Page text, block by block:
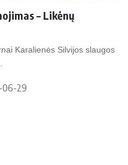
– Likėnų
Karalienės Silvijos slaugos
06-29